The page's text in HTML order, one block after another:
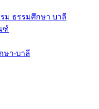
ม ธรรมศึกษา บาลี
ฑ์
ษา-บาลี